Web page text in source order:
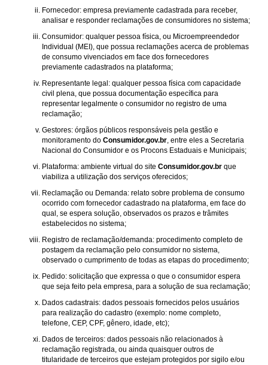
Fornecedor: empresa previamente cadastrada para receber,
analisar e responder reclamações de consumidores no sistema;
Consumidor: qualquer pessoa física, ou Microempreendedor
Individual (MEI), que possua reclamações acerca de problemas
de consumo vivenciados em face dos fornecedores
previamente cadastrados na plataforma;
Representante legal: qualquer pessoa física com capacidade
civil plena, que possua documentação específica para
representar legalmente o consumidor no registro de uma
reclamação;
Gestores: órgãos públicos responsáveis pela gestão e
monitoramento do Consumidor.gov.br, entre eles a Secretaria
Nacional do Consumidor e os Procons Estaduais e Municipais;
Plataforma: ambiente virtual do site Consumidor.gov.br que
viabiliza a utilização dos serviços oferecidos;
Reclamação ou Demanda: relato sobre problema de consumo
ocorrido com fornecedor cadastrado na plataforma, em face do
qual, se espera solução, observados os prazos e trâmites
estabelecidos no sistema;
Registro de reclamação/demanda: procedimento completo de
postagem da reclamação pelo consumidor no sistema,
observado o cumprimento de todas as etapas do procedimento;
Pedido: solicitação que expressa o que o consumidor espera
que seja feito pela empresa, para a solução de sua reclamação;
Dados cadastrais: dados pessoais fornecidos pelos usuários
para realização do cadastro (exemplo: nome completo,
telefone, CEP, CPF, gênero, idade, etc);
Dados de terceiros: dados pessoais não relacionados à
reclamação registrada, ou ainda quaisquer outros de
titularidade de terceiros que estejam protegidos por sigilo e/ou